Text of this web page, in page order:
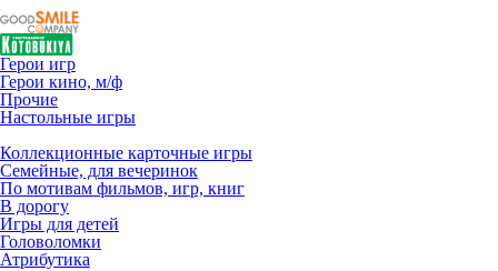
Герои игр
Герои кино, м/ф
Прочие
Настольные игры
Коллекционные карточные игры
Семейные, для вечеринок
По мотивам фильмов, игр, книг
В дорогу
Игры для детей
Головоломки
Атрибутика